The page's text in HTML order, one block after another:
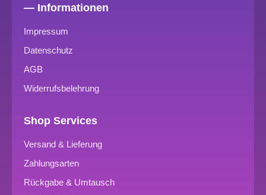
— Informationen
Impressum
Datenschutz
AGB
Widerrufsbelehrung
Shop Services
Versand & Lieferung
Zahlungsarten
Rückgabe & Umtausch